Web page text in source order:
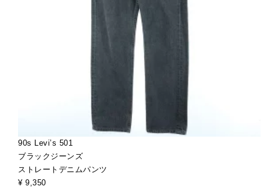
90s Levi’s 501
ブラックジーンズ
ストレートデニムパンツ
¥ 9,350